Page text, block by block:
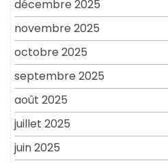
décembre 2025
novembre 2025
octobre 2025
septembre 2025
août 2025
juillet 2025
juin 2025